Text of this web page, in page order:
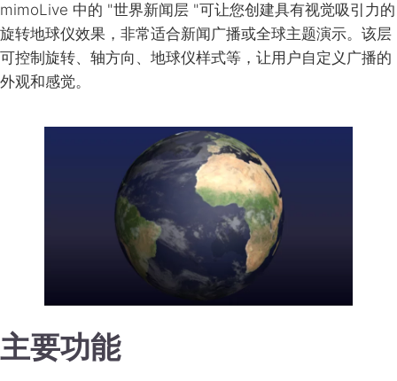
mimoLive 中的 "世界新闻层 "可让您创建具有视觉吸引力的
旋转地球仪效果，非常适合新闻广播或全球主题演示。该层
可控制旋转、轴方向、地球仪样式等，让用户自定义广播的
外观和感觉。
主要功能